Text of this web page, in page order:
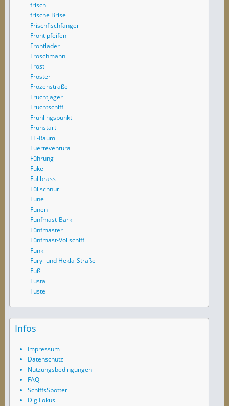
frisch
frische Brise
Frischfischfänger
Front pfeifen
Frontlader
Froschmann
Frost
Froster
Frozenstraße
Fruchtjager
Fruchtschiff
Frühlingspunkt
Frühstart
FT-Raum
Fuerteventura
Führung
Fuke
Fullbrass
Füllschnur
Fune
Fünen
Fünfmast-Bark
Fünfmaster
Fünfmast-Vollschiff
Funk
Fury- und Hekla-Straße
Fuß
Fusta
Fuste
Infos
Impressum
Datenschutz
Nutzungsbedingungen
FAQ
SchiffsSpotter
DigiFokus